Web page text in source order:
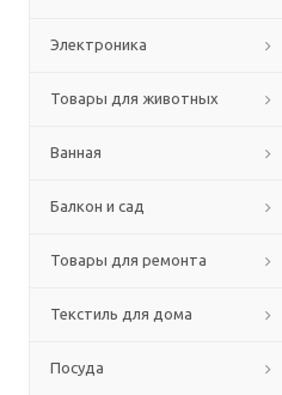
Электроника
Товары для животных
Ванная
Балкон и сад
Товары для ремонта
Текстиль для дома
Посуда